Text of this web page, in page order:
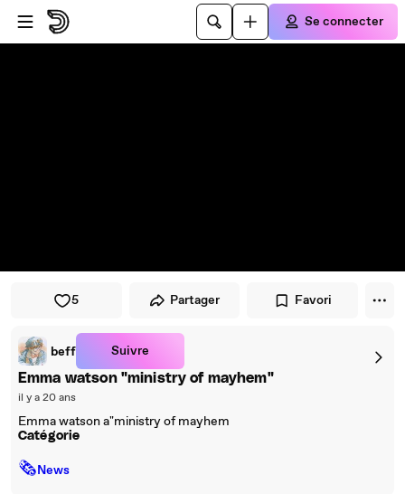
Passer au player
Passer au contenu principal
Se connecter
5 Partager Favori
beff Suivre
Emma watson "ministry of mayhem"
il y a 20 ans
Emma watson a"ministry of mayhem
Catégorie
🗞News